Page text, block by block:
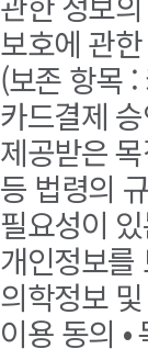
보호에 관
(보존 항목
카드결제
제공받은
등 법령의
필요성이
개인정보
의학정보
이용 동의 •